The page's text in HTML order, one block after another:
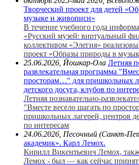
Творческий проект для детей
музыке и живописи»
В течение учебного года
«Русский музей: виртуальный
коллективом «Элегия»
проект «Образы природы в
25.06.2026, Йошкар-Ола Летняя
развлекательная программа
просторам…" для пришкольных
детского досуга, клубов по
Летняя познавательно-
"Вместе весело шагать по
пришкольных лагерей, центров
по интересам
24.06.2026, Песочный (Санкт-
академик». Карл Лемох.
Кирилл Викентьевич Лемох,
Лемох - был — как сейчас